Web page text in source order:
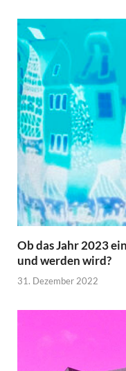
Ob das Jahr 2023
und werden wird?
31. Dezember 2022